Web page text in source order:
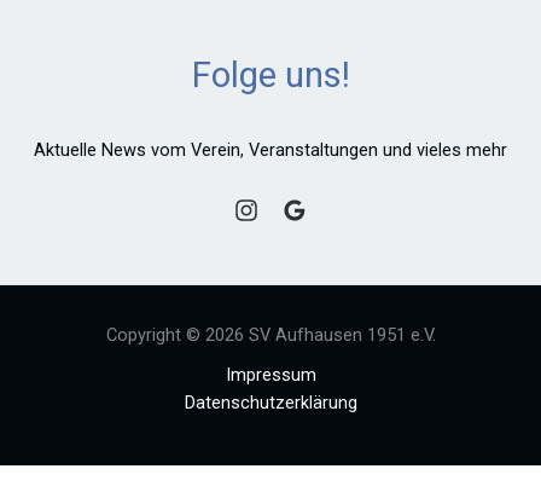
Folge uns!
Aktuelle News vom Verein, Veranstaltungen und vieles mehr
Copyright © 2026 SV Aufhausen 1951 e.V.
Impressum
Datenschutzerklärung